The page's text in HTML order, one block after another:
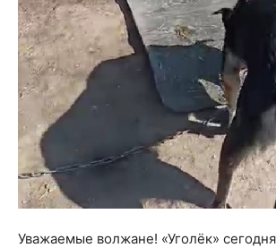
Уважаемые волжане! «Уголёк»